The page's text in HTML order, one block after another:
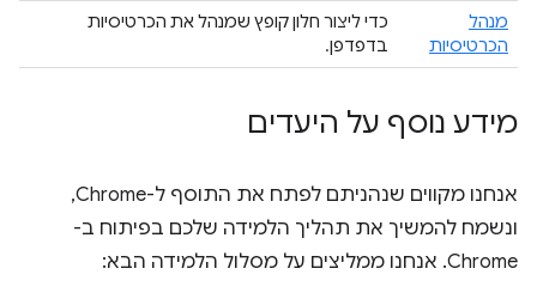
מנהל
הכרטיסיות
כדי ליצור חלון קופץ שמנהל את הכרטיסיות
בדפדפן.
מידע נוסף על היעדים
אנחנו מקווים שנהניתם לפתח את התוסף ל-Chrome,
ונשמח להמשיך את תהליך הלמידה שלכם בפיתוח ב-
Chrome. אנחנו ממליצים על מסלול הלמידה הבא: